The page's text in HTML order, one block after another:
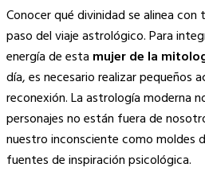
Conocer qué divinidad se alinea
paso del viaje astrológico. Para
energía de esta mujer de la
día, es necesario realizar pequeños
reconexión. La astrología moderna
personajes no están fuera de
nuestro inconsciente como moldes
fuentes de inspiración psicológica.